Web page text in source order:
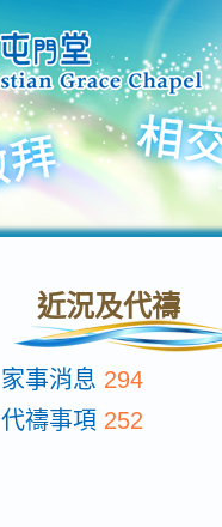
近況及代禱
家事消息 294
代禱事項 252